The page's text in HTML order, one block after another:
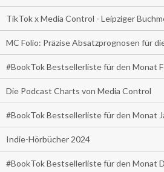
TikTok x Media Control - Leipziger
MC Folio: Präzise Absatzprognosen für
#BookTok Bestsellerliste für den Monat
Die Podcast Charts von Media Control
#BookTok Bestsellerliste für den Monat
Indie-Hörbücher 2024
#BookTok Bestsellerliste für den Monat